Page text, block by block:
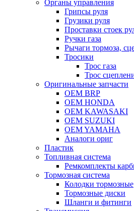
Органы управления
Грипсы руля
Грузики руля
Проставки стоек
Ручки газа
Рычаги тормоза,
Тросики
Трос газа
Трос
Оригинальные запчасти
OEM BRP
OEM HONDA
OEM KAWASAKI
OEM SUZUKI
OEM YAMAHA
Аналоги ориг
Пластик
Топливная система
Ремкомплекты
Тормозная система
Колодки тормозные
Тормозные диски
Шланги и фитинги